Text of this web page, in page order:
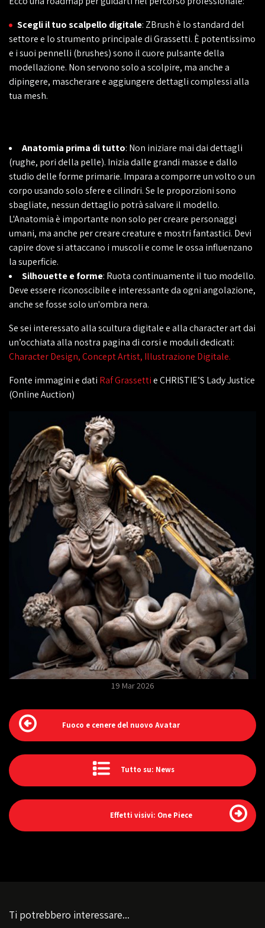
Scegli il tuo scalpello digitale: ZBrush è lo standard del
settore e lo strumento principale di Grassetti. È potentissimo
e i suoi pennelli (brushes) sono il cuore pulsante della
modellazione. Non servono solo a scolpire, ma anche a
dipingere, mascherare e aggiungere dettagli complessi alla
tua mesh.
Anatomia prima di tutto: Non iniziare mai dai dettagli
(rughe, pori della pelle). Inizia dalle grandi masse e dallo
studio delle forme primarie. Impara a comporre un volto o un
corpo usando solo sfere e cilindri. Se le proporzioni sono
sbagliate, nessun dettaglio potrà salvare il modello.
L'Anatomia è importante non solo per creare personaggi
umani, ma anche per creare creature e mostri fantastici. Devi
capire dove si attaccano i muscoli e come le ossa influenzano
la superficie.
Silhouette e forme: Ruota continuamente il tuo modello.
Deve essere riconoscibile e interessante da ogni angolazione,
anche se fosse solo un'ombra nera.
Se sei interessato alla scultura digitale e alla character art dai
un’occhiata alla nostra pagina di corsi e moduli dedicati:
Character Design, Concept Artist, Illustrazione Digitale.
Fonte immagini e dati Raf Grassettie CHRISTIE’S Lady Justice
(Online Auction)
19 Mar 2026
Fuoco e cenere del nuovo Avatar
Tutto su: News
Effetti visivi: One Piece
Ti potrebbero interessare...